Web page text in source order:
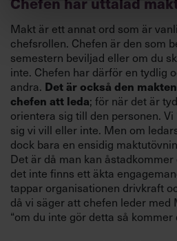
Makt är ett annat ord som är
chefsrollen. Chefen är den som
semestern beviljad eller om du
inte. Chefen har därför en tydlig
andra. Det är också den
chefen att leda; för när det är
orientera sig till den personen. Vi
sig vi vill eller inte. Men om
dock bara en ensidig
Det är då man kan
det inte finns ett äkta
tappar organisationen drivkraft
då vi säger att chefen leder med
“om du inte gör detta så kommer